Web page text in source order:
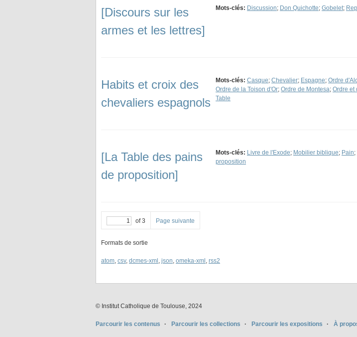
[Discours sur les
armes et les lettres]
Mots-clés: Discussion; Don Quichotte; Gobelet;
Habits et croix des
chevaliers espagnols
Mots-clés: Casque; Chevalier; Espagne; Ordre
Ordre de la Toison d'Or; Ordre de Montesa; Ordre et
Table
[La Table des pains
de proposition]
Mots-clés: Livre de l'Exode; Mobilier biblique; Pain;
proposition
of 3 Page suivante
Formats de sortie
atom, csv, dcmes-xml , json, omeka-xml , rss2
© Institut Catholique de Toulouse, 2024
Parcourir les contenus Parcourir les collections Parcourir les expositions À